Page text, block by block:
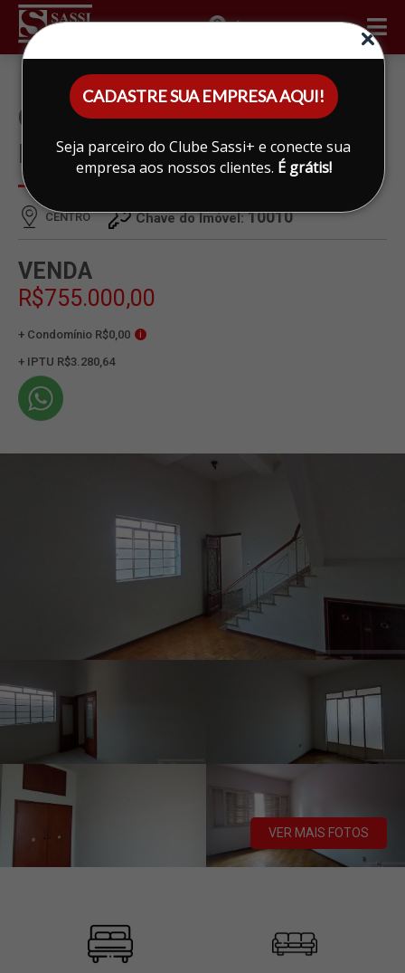
CADASTRE SUA EMPRESA AQUI!
Seja parceiro do Clube Sassi+ e conecte sua
empresa aos nossos clientes. É grátis!
ÁREA DO CLIENTE
CASA À VENDA EM CENTRO,
LIMEIRA
CENTRO Chave do Imóvel:10010
VENDA
R$755.000,00
+ Condomínio R$0,00 i
+ IPTU R$3.280,64
VER MAIS FOTOS